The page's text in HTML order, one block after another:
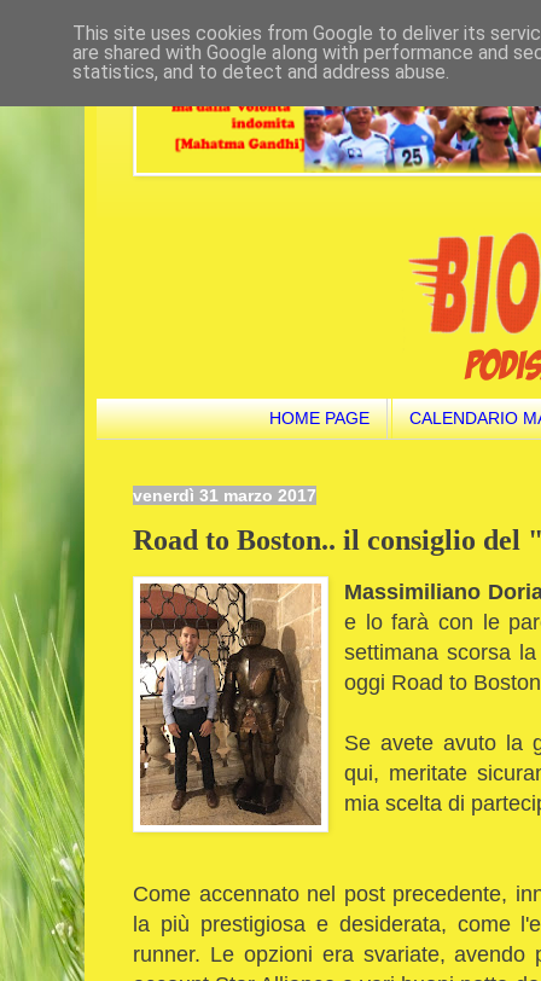
HOME PAGE CALENDARIO
venerdì 31 marzo 2017
Road to Boston.. il consiglio del
Massimiliano
e lo farà con le
settimana scorsa
oggi Road to
Se avete avuto la
qui, meritate
mia scelta di
Come accennato nel post precedente,
la più prestigiosa e desiderata, come
runner. Le opzioni era svariate, avendo
This site uses cookies from Google to deliver its
are shared with Google along with performance and
statistics, and to detect and address abuse.